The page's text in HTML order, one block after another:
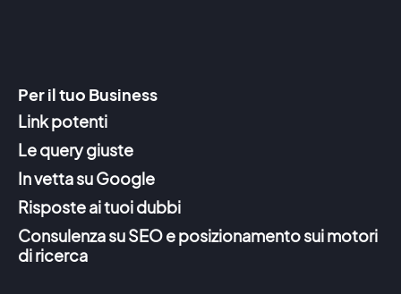
Per il tuo Business
Link potenti
Le query giuste
In vetta su Google
Risposte ai tuoi dubbi
Consulenza su SEO e posizionamento sui motori
di ricerca